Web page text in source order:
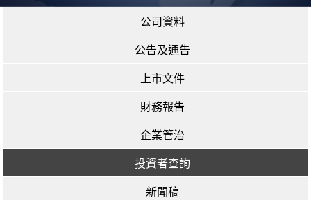
公司資料
公告及通告
上市文件
財務報告
企業管治
投資者查詢
新聞稿